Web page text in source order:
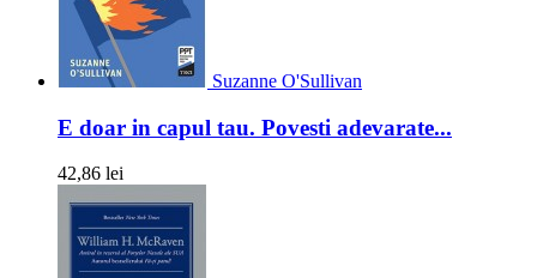
Suzanne O'Sullivan
E doar in capul tau. Povesti adevarate...
42,86 lei